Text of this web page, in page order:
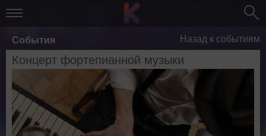
События Назад к событиям
Концерт фортепианной музыки